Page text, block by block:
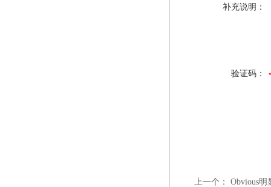
补充说明：
验证码：
上一个： Obvious明